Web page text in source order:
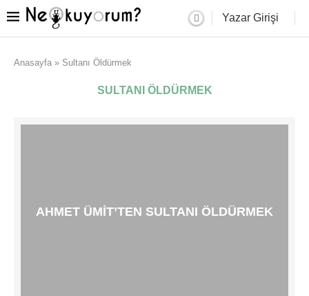
Yazar Girişi
Anasayfa » Sultanı Öldürmek
SULTANI ÖLDÜRMEK
AHMET ÜMIT’TEN SULTANI ÖLDÜRMEK